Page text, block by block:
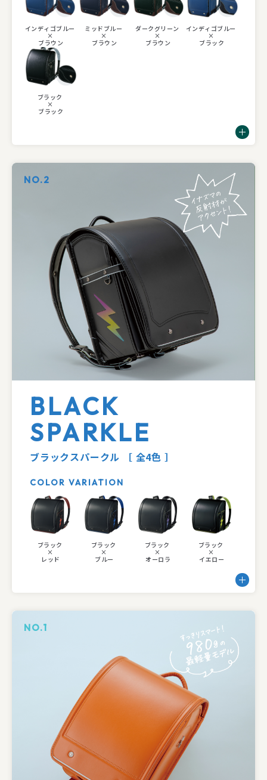
インディゴブルー
×
ブラウン
ミッドブルー
×
ブラウン
ダークグリーン
×
ブラウン
インディゴブルー
×
ブラック
ブラック
×
ブラック
NO.2
BLACK
SPARKLE
ブラックスパークル ［ 全4色 ］
COLOR VARIATION
ブラック
×
レッド
ブラック
×
ブルー
ブラック
×
オーロラ
ブラック
×
イエロー
NO.1